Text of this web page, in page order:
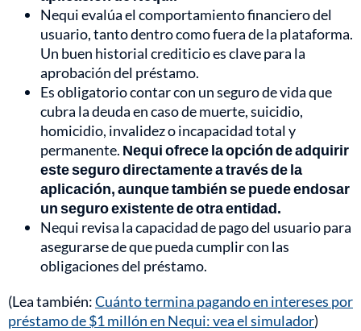
Nequi evalúa el comportamiento financiero del
usuario, tanto dentro como fuera de la plataforma.
Un buen historial crediticio es clave para la
aprobación del préstamo.
Es obligatorio contar con un seguro de vida que
cubra la deuda en caso de muerte, suicidio,
homicidio, invalidez o incapacidad total y
permanente. Nequi ofrece la opción de adquirir
este seguro directamente a través de la
aplicación, aunque también se puede endosar
un seguro existente de otra entidad.
Nequi revisa la capacidad de pago del usuario para
asegurarse de que pueda cumplir con las
obligaciones del préstamo.
(Lea también:Cuánto termina pagando en intereses por
préstamo de $1 millón en Nequi: vea el simulador)